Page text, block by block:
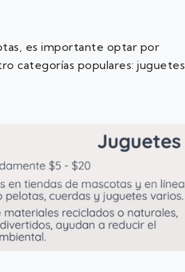
es importante optar por
categorías populares: juguetes,